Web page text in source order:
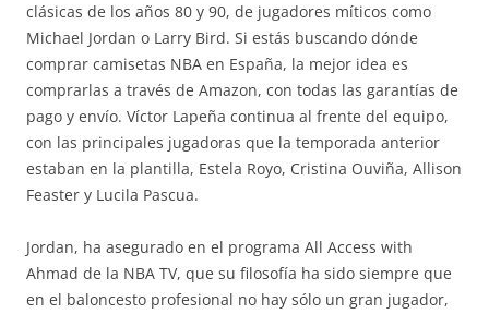
clásicas de los años 80 y 90, de jugadores míticos como
Michael Jordan o Larry Bird. Si estás buscando dónde
comprar camisetas NBA en España, la mejor idea es
comprarlas a través de Amazon, con todas las garantías de
pago y envío. Víctor Lapeña continua al frente del equipo,
con las principales jugadoras que la temporada anterior
estaban en la plantilla, Estela Royo, Cristina Ouviña, Allison
Feaster y Lucila Pascua.
Jordan, ha asegurado en el programa All Access with
Ahmad de la NBA TV, que su filosofía ha sido siempre que
en el baloncesto profesional no hay sólo un gran jugador,